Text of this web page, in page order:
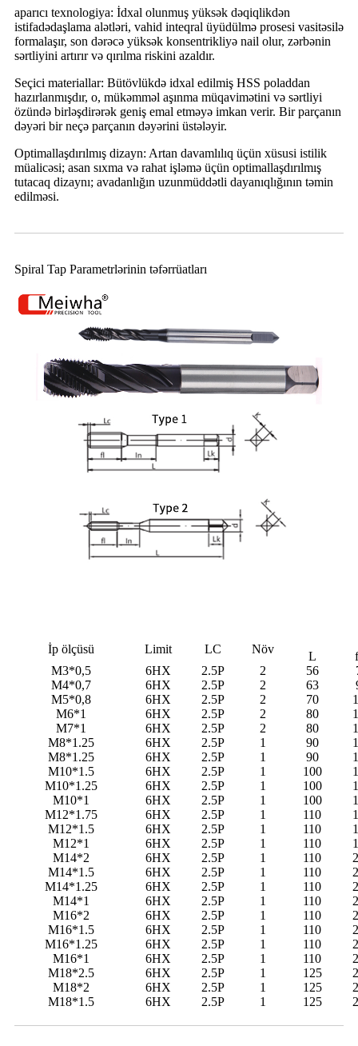
aparıcı texnologiya: İdxal olunmuş yüksək dəqiqlikdən
istifadədaşlama alətləri, vahid inteqral üyüdülmə prosesi vasitəsilə
formalaşır, son dərəcə yüksək konsentrikliyə nail olur, zərbənin
sərtliyini artırır və qırılma riskini azaldır.
Seçici materiallar: Bütövlükdə idxal edilmiş HSS poladdan
hazırlanmışdır, o, mükəmməl aşınma müqavimətini və sərtliyi
özündə birləşdirərək geniş emal etməyə imkan verir. Bir parçanın
dəyəri bir neçə parçanın dəyərini üstələyir.
Optimallaşdırılmış dizayn: Artan davamlılıq üçün xüsusi istilik
müalicəsi; asan sıxma və rahat işləmə üçün optimallaşdırılmış
tutacaq dizaynı; avadanlığın uzunmüddətli dayanıqlığının təmin
edilməsi.
Spiral Tap Parametrlərinin təfərrüatları
İp ölçüsü Limit LC Növ
L
M3*0,5
6HX 2.5P 2 56
M4*0,7
6HX 2.5P 2 63
M5*0,8
6HX 2.5P 2 70
M6*1
6HX 2.5P 2 80
M7*1
6HX 2.5P 2 80
M8*1.25
6HX 2.5P 1 90
M8*1.25
6HX 2.5P 1 90
M10*1.5
6HX 2.5P 1 100
M10*1.25
6HX 2.5P 1 100
M10*1
6HX 2.5P 1 100
M12*1.75
6HX 2.5P 1 110
M12*1.5
6HX 2.5P 1 110
M12*1
6HX 2.5P 1 110
M14*2
6HX 2.5P 1 110
M14*1.5
6HX 2.5P 1 110
M14*1.25
6HX 2.5P 1 110
M14*1
6HX 2.5P 1 110
M16*2
6HX 2.5P 1 110
M16*1.5
6HX 2.5P 1 110
M16*1.25
6HX 2.5P 1 110
M16*1
6HX 2.5P 1 110
M18*2.5
6HX 2.5P 1 125
M18*2
6HX 2.5P 1 125
M18*1.5
6HX 2.5P 1 125